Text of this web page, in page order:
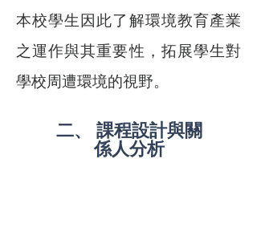
本校學生因此了解環境教育產業
之運作與其重要性，拓展學生對
學校周遭環境的視野。
二、 課程設計與關
係人分析